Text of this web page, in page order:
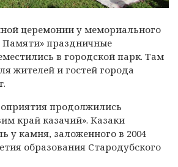
церемонии у мемориального
Памяти» праздничные
в городской парк. Там
жителей и гостей города
продолжились
край казачий». Казаки
у камня, заложенного в 2004
образования Стародубского